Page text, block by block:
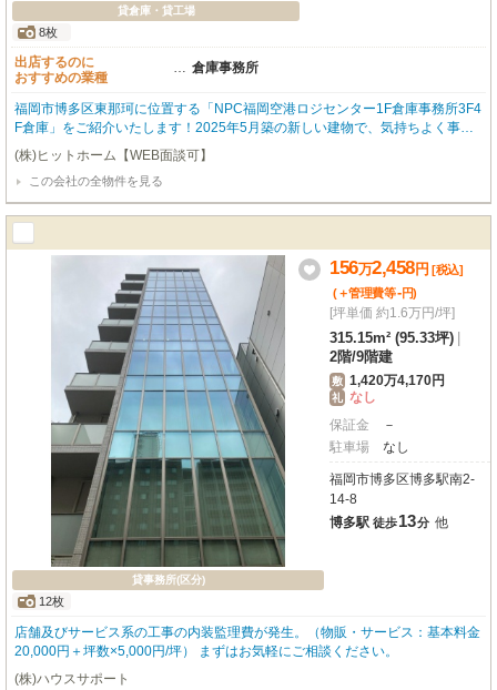
貸倉庫・貸工場
8枚
出店するのに
おすすめの業種
… 倉庫事務所
福岡市博多区東那珂に位置する「NPC福岡空港ロジセンター1F倉庫事務所3F4
F倉庫」をご紹介いたします！2025年5月築の新しい建物で、気持ちよく事業
をスタートできる築浅物件です。西鉄バス「上半道橋」バス停までわずか徒歩
2分とアクセスしやすく、通勤や物流の拠点としても大変便利ですね。広々と
した1455.51㎡の空間は、倉庫と事務所を兼ね備え、多様なビジネスニーズに
お応えできるでしょう。無料駐車場やエレベーター、給排水設備も完備してお
り、大型車の進入も可能ですので、物流倉庫や作業所として効率的な運営が期
待できます。幹線道路沿いの立地とI.C近くという点も、ビジネスチャンスを
広げる大きな魅力です。業務スーパーが徒歩4分と、日々のちょっとした買い
出しにも困りません。ぜひ一度、この広さと利便性を兼ね備えた理想のビジネ
ス空間を現地でご体感ください。
(株)ヒットホーム【WEB面談可】
この会社の全物件を見る
貸事務所(区分)
12枚
156万2,458円 [税込]
(＋管理費等-円)
[坪単価 約1.6万円/坪]
315.15m² (95.33坪)
2階/9階建
敷 1,420万4,170円
礼 なし
保証金
－
駐車場
なし
福岡市博多区博多駅南2-
14-8
博多駅 徒歩13分 他
店舗及びサービス系の工事の内装監理費が発生。（物販・サービス：基本料金
20,000円＋坪数×5,000円/坪） まずはお気軽にご相談ください。
(株)ハウスサポート